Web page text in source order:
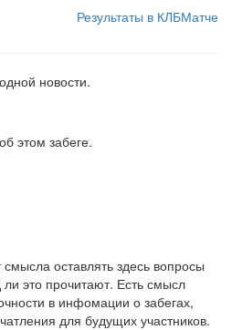
Результаты в КЛБМатче
новости.
этом забеге.
оставлять здесь вопросы
это прочитают. Есть смысл
в инфомации о забегах,
для будущих участников.